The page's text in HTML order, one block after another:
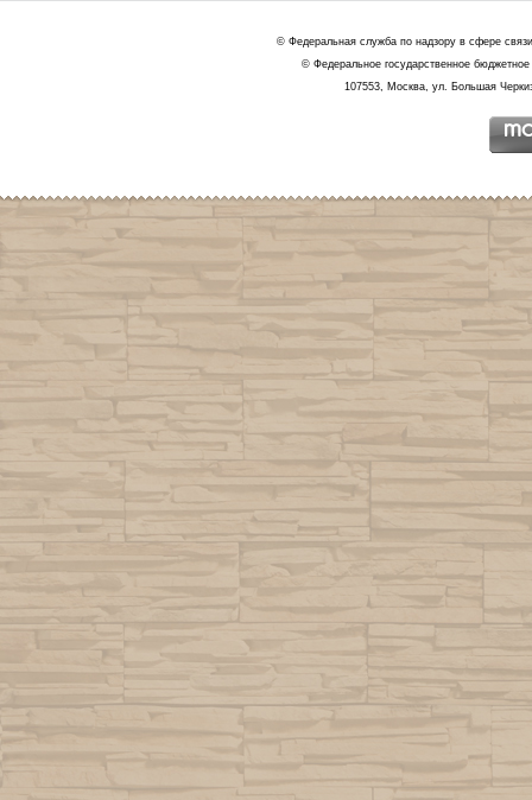
© Федеральная служба по надзору в сфере
© Федеральное государственное
107553, Москва, ул. Большая